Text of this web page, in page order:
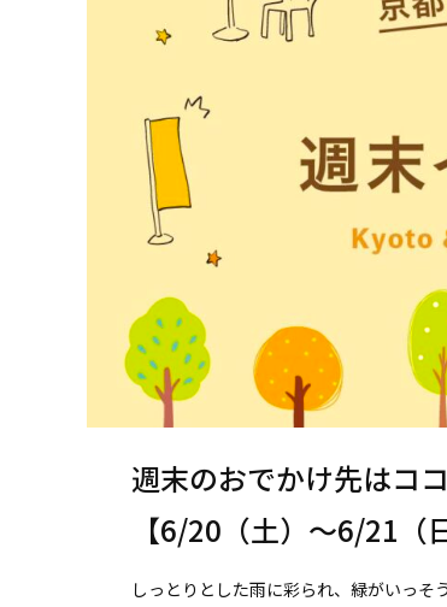
週末のおでかけ先はコ
【6/20（土）〜6/21（
しっとりとした雨に彩られ、緑がいっ